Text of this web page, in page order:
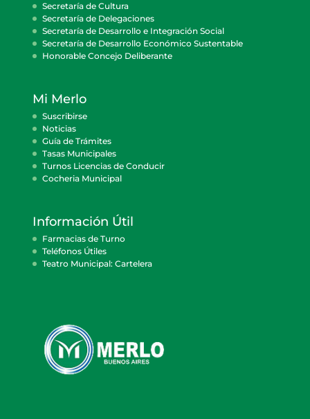
Secretaría de Cultura
Secretaría de Delegaciones
Secretaría de Desarrollo e Integración Social
Secretaría de Desarrollo Económico Sustentable
Honorable Concejo Deliberante
Mi Merlo
Suscribirse
Noticias
Guía de Trámites
Tasas Municipales
Turnos Licencias de Conducir
Cocheria Municipal
Información Útil
Farmacias de Turno
Teléfonos Útiles
Teatro Municipal: Cartelera